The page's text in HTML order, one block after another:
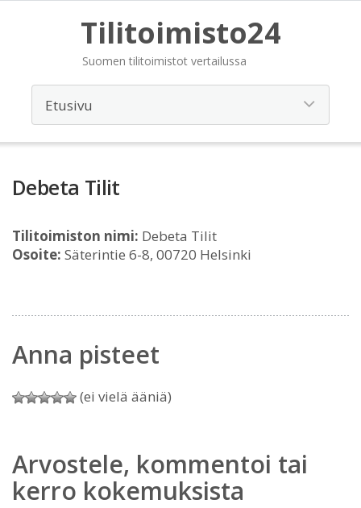
Tilitoimisto24
Suomen tilitoimistot vertailussa
Debeta Tilit
Tilitoimiston nimi: Debeta Tilit
Osoite: Säterintie 6-8, 00720 Helsinki
Anna pisteet
(ei vielä ääniä)
Arvostele, kommentoi tai
kerro kokemuksista